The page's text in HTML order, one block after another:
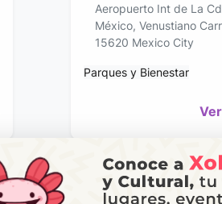
Aeropuerto Int de La
México, Venustiano
15620 Mexico City
Parques y Bienestar